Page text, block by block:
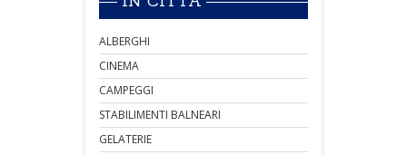
ALBERGHI
CINEMA
CAMPEGGI
STABILIMENTI BALNEARI
GELATERIE